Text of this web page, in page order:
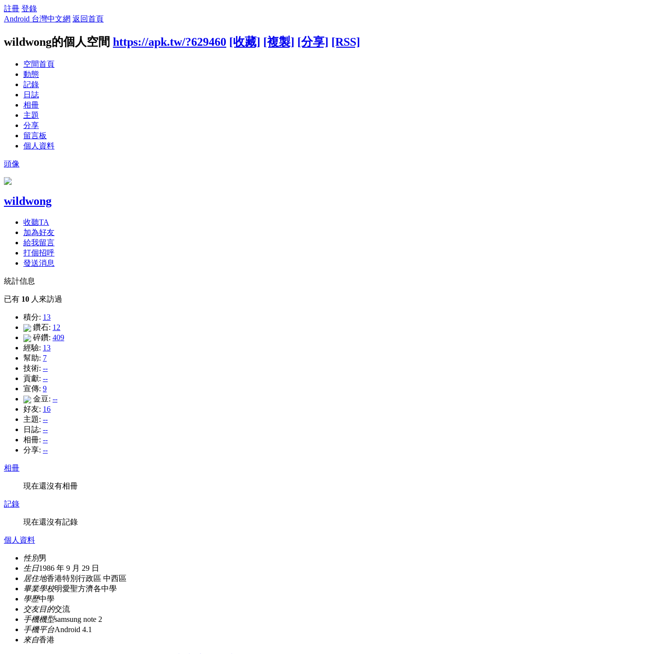
註冊 登錄
Android 台灣中文網 返回首頁
wildwong的個人空間 https://apk.tw/?629460 [收藏] [複製] [分享] [RSS]
空間首頁
動態
記錄
日誌
相冊
主題
分享
留言板
個人資料
頭像
wildwong
收聽TA
加為好友
給我留言
打個招呼
發送消息
統計信息
已有 10 人來訪過
積分: 13
鑽石: 12
碎鑽: 409
經驗: 13
幫助: 7
技術: --
貢獻: --
宣傳: 9
金豆: --
好友: 16
主題: --
日誌: --
相冊: --
分享: --
相冊
現在還沒有相冊
記錄
現在還沒有記錄
個人資料
性別男
生日1986 年 9 月 29 日
居住地香港特別行政區 中西區
畢業學校明愛聖方濟各中學
學歷中學
交友目的交流
手機機型samsung note 2
手機平台Android 4.1
來自香港